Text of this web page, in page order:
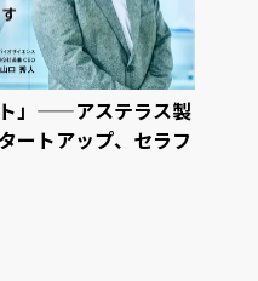
ト」——アステラス製
ートアップ、セラフ